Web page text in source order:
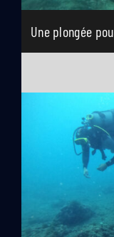
Une plongée